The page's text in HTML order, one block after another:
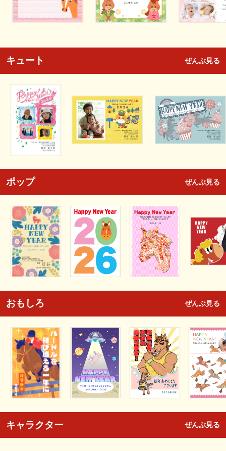
キュート ぜんぶ見る
ポップ ぜんぶ見る
おもしろ ぜんぶ見る
キャラクター ぜんぶ見る